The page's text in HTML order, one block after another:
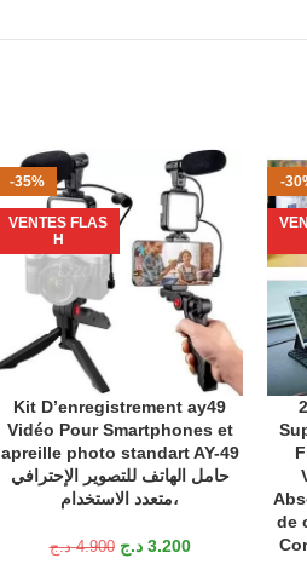
-35%
VENTES FLAS
H
AJOUTER AU PANIER
Kit D’enregistrement ay49
Vidéo Pour Smartphones et
apreille photo standart AY-49
حامل الهاتف للتصوير الإحترافي
،متعدد الاستخدام
4.900 د.ج 3.200 د.ج
-
de